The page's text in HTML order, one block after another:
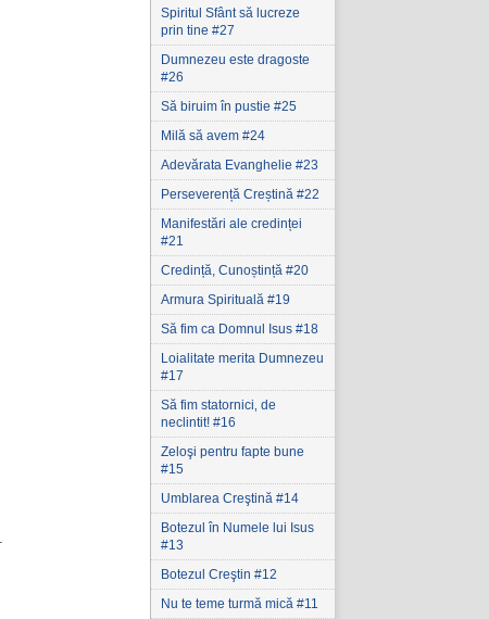
Spiritul Sfânt să lucreze
prin tine #27
Dumnezeu este dragoste
#26
Să biruim în pustie #25
Milă să avem #24
Adevărata Evanghelie #23
Perseverență Creștină #22
Manifestări ale credinței
#21
Credință, Cunoștință #20
Armura Spirituală #19
Să fim ca Domnul Isus #18
Loialitate merita Dumnezeu
#17
Să fim statornici‚ de
neclintit! #16
Zeloşi pentru fapte bune
#15
Umblarea Creştină #14
Botezul în Numele lui Isus
#13
Botezul Creştin #12
Nu te teme turmă mică #11